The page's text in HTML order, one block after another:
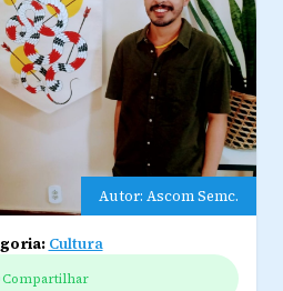
Autor: Ascom Semc.
Cultura
Compartilhar